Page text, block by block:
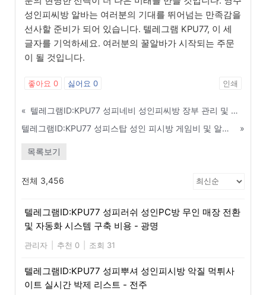
성인피씨방 알바는 여러분의 기대를 뛰어넘는 만족감을
선사할 준비가 되어 있습니다. 텔레그램 KPU77, 이 세
글자를 기억하세요. 여러분의 꿀알바가 시작되는 주문
이 될 것입니다.
좋아요 0 싫어요 0 인쇄
«
텔레그램ID:KPU77 성피네비 성인피씨방 장부 관리 및 디비(DB) 암호화 필수 팁 - 상주
텔레그램ID:KPU77 성피스탑 성인 피시방 게임비 및 알거래 수수료 최적화 세팅 - 창원
»
목록보기
전체 3,456
텔레그램ID:KPU77 성피러쉬 성인PC방 무인 매장 전환
및 자동화 시스템 구축 비용 - 광명
관리자 추천 0 조회 31
텔레그램ID:KPU77 성피뿌셔 성인피시방 악질 먹튀사
이트 실시간 박제 리스트 - 전주